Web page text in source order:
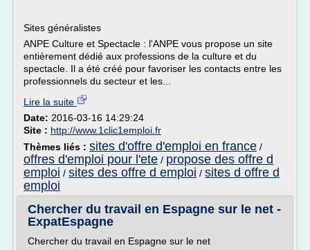
Sites généralistes
ANPE Culture et Spectacle : l'ANPE vous propose un site
entièrement dédié aux professions de la culture et du
spectacle. Il a été créé pour favoriser les contacts entre les
professionnels du secteur et les...
Lire la suite
Date: 2016-03-16 14:29:24
Site : http://www.1clic1emploi.fr
Thèmes liés : sites d'offre d'emploi en france /
offres d'emploi pour l'ete / propose des offre d
emploi / sites des offre d emploi / sites d offre d
emploi
Chercher du travail en Espagne sur le net -
ExpatEspagne
Chercher du travail en Espagne sur le net